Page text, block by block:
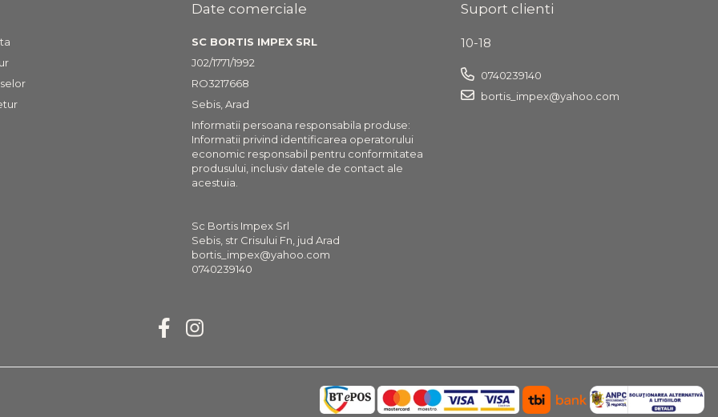
Date comerciale
SC BORTIS IMPEX SRL
J02/1771/1992
RO3217668
Sebis, Arad
Informatii persoana responsabila produse:
Informatii privind identificarea operatorului
economic responsabil pentru conformitatea
produsului, inclusiv datele de contact ale
acestuia.
Sc Bortis Impex Srl
Sebis, str Crisului Fn, jud Arad
bortis_impex@yahoo.com
0740239140
Suport clienti
10-18
0740239140
bortis_impex@yahoo.com